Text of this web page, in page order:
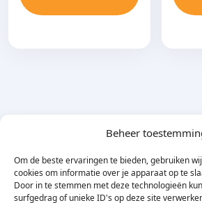
Beheer
Om de beste ervaringen te bieden, gebruiken
cookies om informatie over je apparaat op te
Door in te stemmen met deze technologieën
surfgedrag of unieke ID's op deze site